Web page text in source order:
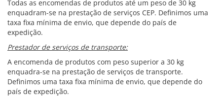
Todas as encomendas de produtos até um peso de 30 kg
enquadram-se na prestação de serviços CEP. Definimos uma
taxa fixa mínima de envio, que depende do país de
expedição.
Prestador de serviços de transporte:
A encomenda de produtos com peso superior a 30 kg
enquadra-se na prestação de serviços de transporte.
Definimos uma taxa fixa mínima de envio, que depende do
país de expedição.